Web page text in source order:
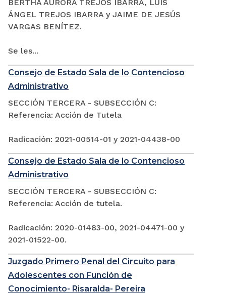
BERTHA AURORA TREJOS IBARRA, LUIS
ÁNGEL TREJOS IBARRA y JAIME DE JESÚS
VARGAS BENÍTEZ.
Se les...
Consejo de Estado Sala de lo Contencioso
Administrativo
SECCIÓN TERCERA - SUBSECCIÓN C:
Referencia: Acción de Tutela
Radicación: 2021-00514-01 y 2021-04438-00
Consejo de Estado Sala de lo Contencioso
Administrativo
SECCIÓN TERCERA - SUBSECCIÓN C:
Referencia: Acción de tutela.
Radicación: 2020-01483-00, 2021-04471-00 y
2021-01522-00.
Juzgado Primero Penal del Circuito para
Adolescentes con Función de
Conocimiento- Risaralda- Pereira